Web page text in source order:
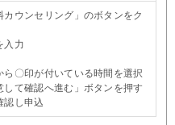
カウンセリング」のボタンをク
入力
ら〇印が付いている時間を選択
して確認へ進む」ボタンを押す
認し申込